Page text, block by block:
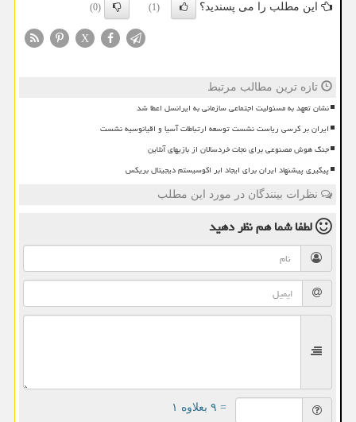
این مطلب را می پسندید؟ (1)
(0)
X
تازه ترین مطالب مرتبط
نشان تعهد به مسئولیت اجتماعی سازمانی به ایرانسل اعطا شد
ایران بر کرسی ریاست نشست توسعه ارتباطات آسیا و اقیانوسیه نشست
جنگ هوش مصنوعی برای نجات خردسالان از بازیهای آنلاین
پیگیری پیشنهاد ایران برای ایجاد ابر اکوسیستم دیجیتال بریکس
نظرات بینندگان در مورد این مطلب
لطفا شما همنظر دهید
= ۹ بعلاوه ۱